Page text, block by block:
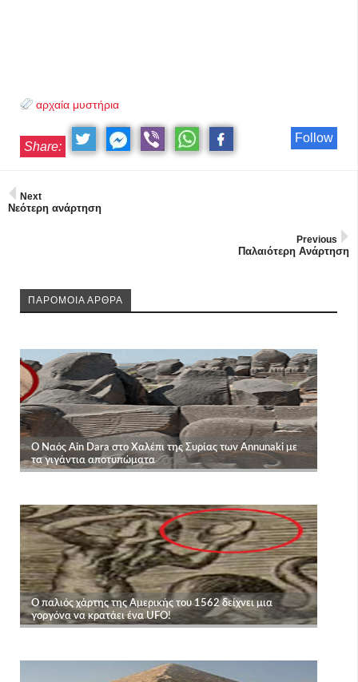
αρχαία μυστήρια
Follow
Share:
Next
Νεότερη ανάρτηση
Previous
Παλαιότερη Ανάρτηση
ΠΑΡΟΜΟΙΑ ΑΡΘΡΑ